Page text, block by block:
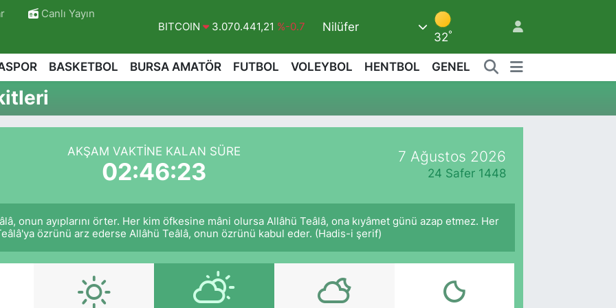
Canlı Yayın
BITCOIN 3.070.441,21 %-0.76
DOLAR
47,7069 %0.17
GRAM ALTIN
6618.49 %2.12
BİST100
Nilüfer
32°
BASKETBOL BURSA AMATÖR FUTBOL VOLEYBOL HENTBOL GENEL
AKŞAM VAKTINE KALAN SÜRE
02:46:22
7 Ağustos 2026
24 Safer 1448
onun ayıplarını örter. Her kim öfkesine mâni olursa Allâhü Teâlâ, ona kıyâmet günü azap etmez. Her
özrünü arz ederse Allâhü Teâlâ, onun özrünü kabul eder. (Hadis-i şerif)